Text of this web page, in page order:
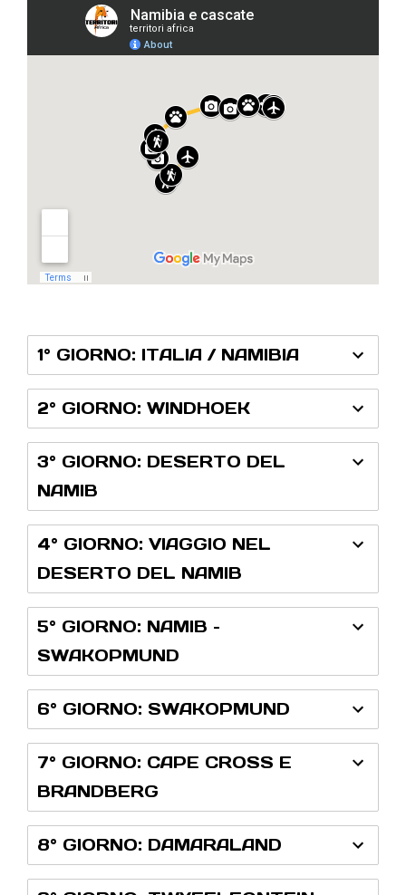
1° GIORNO: ITALIA / NAMIBIA
2° GIORNO: WINDHOEK
3° GIORNO: DESERTO DEL
NAMIB
4° GIORNO: VIAGGIO NEL
DESERTO DEL NAMIB
5° GIORNO: NAMIB –
SWAKOPMUND
6° GIORNO: SWAKOPMUND
7° GIORNO: CAPE CROSS E
BRANDBERG
8° GIORNO: DAMARALAND